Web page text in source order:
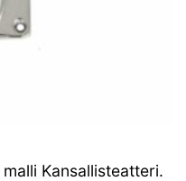
Kansallisteatteri.